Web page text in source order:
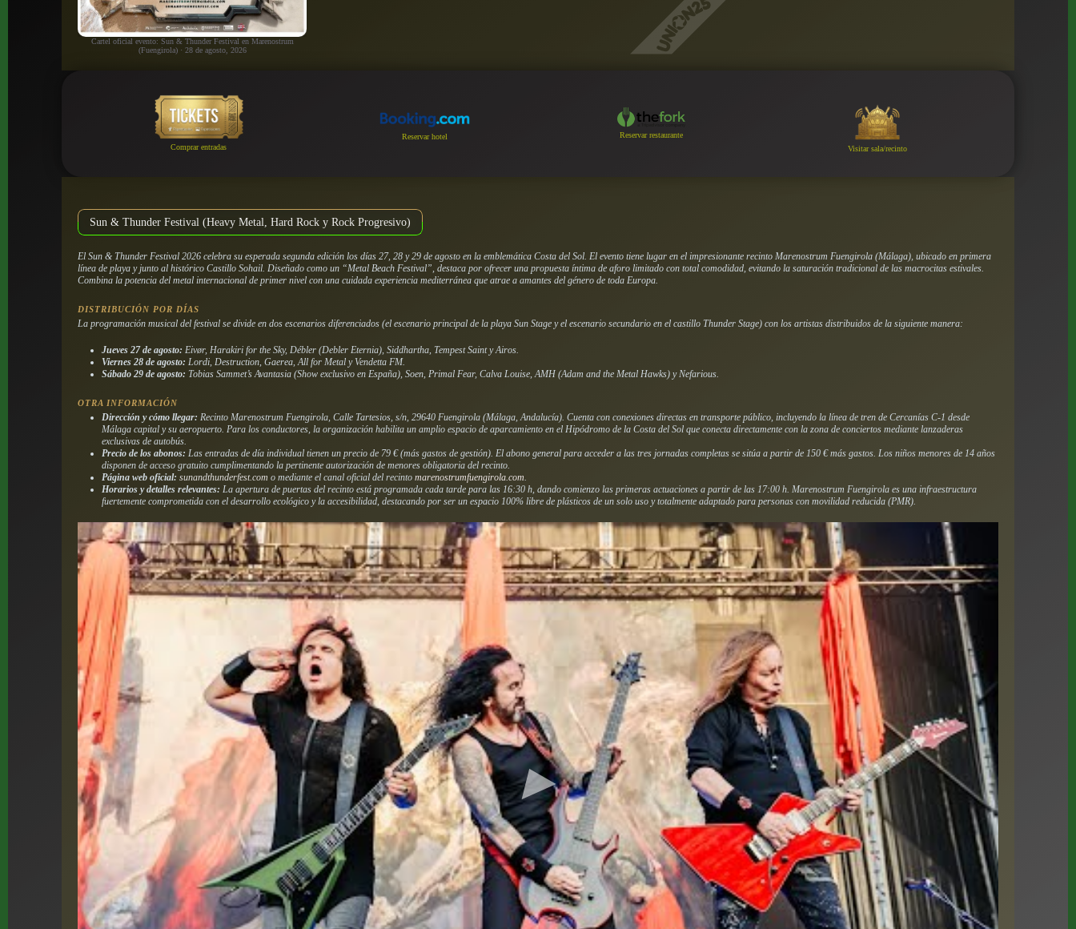
Cartel oficial evento: Sun & Thunder Festival en Marenostrum
(Fuengirola) · 28 de agosto, 2026
Comprar entradas
Reservar hotel
Reservar restaurante
Visitar sala/recinto
Sun & Thunder Festival (Heavy Metal, Hard Rock y Rock Progresivo)
El Sun & Thunder Festival 2026 celebra su esperada segunda edición los días 27, 28 y 29 de agosto en la emblemática Costa del Sol. El evento tiene lugar en el impresionante recinto Marenostrum Fuengirola (Málaga), ubicado en primera
línea de playa y junto al histórico Castillo Sohail. Diseñado como un “Metal Beach Festival”, destaca por ofrecer una propuesta íntima de aforo limitado con total comodidad, evitando la saturación tradicional de las macrocitas estivales.
Combina la potencia del metal internacional de primer nivel con una cuidada experiencia mediterránea que atrae a amantes del género de toda Europa.
DISTRIBUCIÓN POR DÍAS
La programación musical del festival se divide en dos escenarios diferenciados (el escenario principal de la playaSun Stage y el escenario secundario en el castilloThunder Stage) con los artistas distribuidos de la siguiente manera:
Jueves 27 de agosto: Eivør, Harakiri for the Sky, Débler (Debler Eternia), Siddhartha, Tempest Saint y Airos.
Viernes 28 de agosto: Lordi, Destruction, Gaerea, All for Metal y Vendetta FM.
Sábado 29 de agosto: Tobias Sammet’s Avantasia (Show exclusivo en España), Soen, Primal Fear, Calva Louise, AMH (Adam and the Metal Hawks) y Nefarious.
OTRA INFORMACIÓN
Dirección y cómo llegar: Recinto Marenostrum Fuengirola, Calle Tartesios, s/n, 29640 Fuengirola (Málaga, Andalucía). Cuenta con conexiones directas en transporte público, incluyendo la línea de tren de Cercanías C-1 desde
Málaga capital y su aeropuerto. Para los conductores, la organización habilita un amplio espacio de aparcamiento en el Hipódromo de la Costa del Sol que conecta directamente con la zona de conciertos mediante lanzaderas
exclusivas de autobús.
Precio de los abonos: Las entradas de día individual tienen un precio de 79 € (más gastos de gestión). El abono general para acceder a las tres jornadas completas se sitúa a partir de 150 € más gastos. Los niños menores de 14 años
disponen de acceso gratuito cumplimentando la pertinente autorización de menores obligatoria del recinto.
Página web oficial: sunandthunderfest.com o mediante el canal oficial del recintomarenostrumfuengirola.com
Horarios y detalles relevantes: La apertura de puertas del recinto está programada cada tarde para las 16:30 h, dando comienzo las primeras actuaciones a partir de las 17:00 h. Marenostrum Fuengirola es una infraestructura
fuertemente comprometida con el desarrollo ecológico y la accesibilidad, destacando por ser un espacio 100% libre de plásticos de un solo uso y totalmente adaptado para personas con movilidad reducida (PMR).